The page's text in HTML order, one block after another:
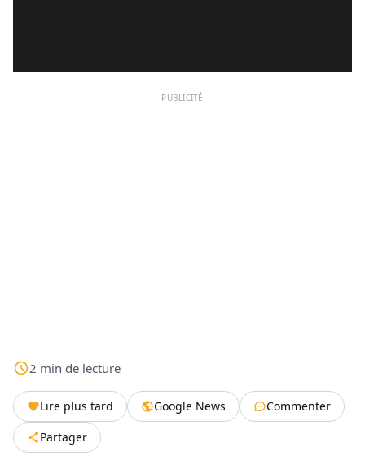
PUBLICITÉ
2 min de lecture
Lire plus tard Google News
Commenter
Partager